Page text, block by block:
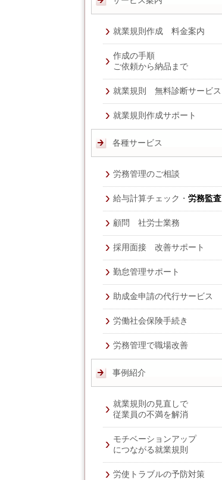
就業規則作成 料金案内
作成の手順
ご依頼から納品まで
就業規則 無料診断サービス
就業規則作成サポート
各種サービス
労務管理のご相談
給与計算チェック・ 労務監査
顧問 社労士業務
採用面接 改善サポート
勤怠管理サポート
助成金申請の代行サービス
労働社会保険手続き
労務管理で職場改善
事例紹介
就業規則の見直しで
従業員の不満を解消
モチベーションアップ
につながる就業規則
労使トラブルの予防対策